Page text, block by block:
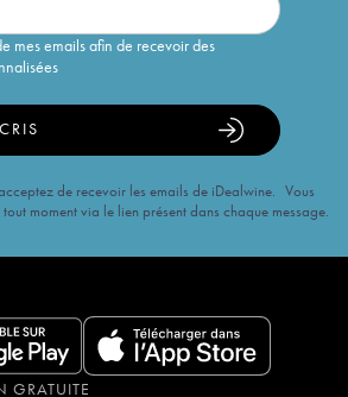
mes emails afin de recevoir des
de recevoir les emails de iDealwine. Vous
moment via le lien présent dans chaque message.
GRATUITE